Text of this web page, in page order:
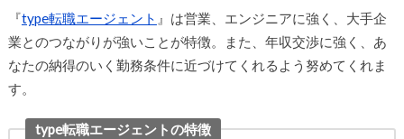
『type転職エージェント 』は営業、エンジニアに強く、大手企
業とのつながりが強いことが特徴。また、年収交渉に強く、あ
なたの納得のいく勤務条件に近づけてくれるよう努めてくれま
す。
type転職エージェントの特徴